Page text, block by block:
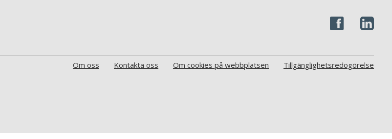
Om oss Kontakta oss Om cookies på webbplatsen Tillgänglighetsredogörelse